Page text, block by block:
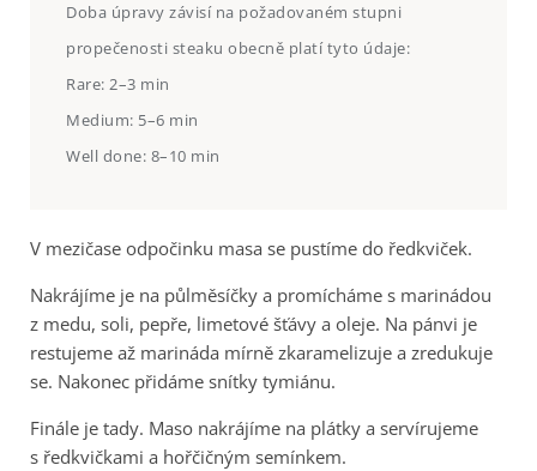
Doba úpravy závisí na požadovaném stupni
propečenosti steaku obecně platí tyto údaje:
Rare: 2–3 min
Medium: 5–6 min
Well done: 8–10 min
V mezičase odpočinku masa se pustíme do ředkviček.
Nakrájíme je na půlměsíčky a promícháme s marinádou
z medu, soli, pepře, limetové šťávy a oleje. Na pánvi je
restujeme až marináda mírně zkaramelizuje a zredukuje
se. Nakonec přidáme snítky tymiánu.
Finále je tady. Maso nakrájíme na plátky a servírujeme
s ředkvičkami a hořčičným semínkem.